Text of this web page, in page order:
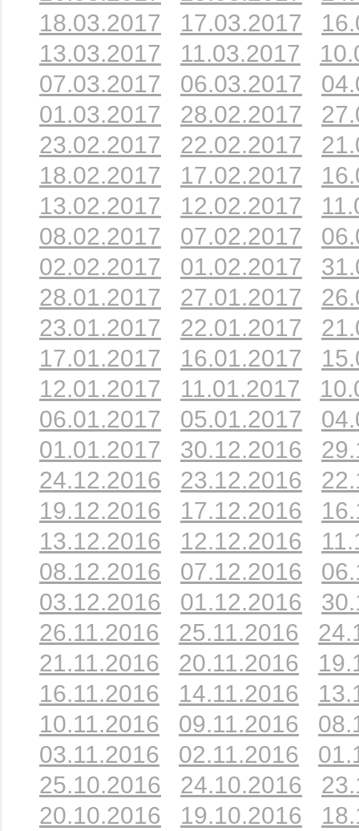
18.03.2017
17.03.2017
13.03.2017
11.03.2017
07.03.2017
06.03.2017
01.03.2017
28.02.2017
23.02.2017
22.02.2017
18.02.2017
17.02.2017
13.02.2017
12.02.2017
08.02.2017
07.02.2017
02.02.2017
01.02.2017
28.01.2017
27.01.2017
23.01.2017
22.01.2017
17.01.2017
16.01.2017
12.01.2017
11.01.2017
06.01.2017
05.01.2017
01.01.2017
30.12.2016
24.12.2016
23.12.2016
19.12.2016
17.12.2016
13.12.2016
12.12.2016
08.12.2016
07.12.2016
03.12.2016
01.12.2016
26.11.2016
25.11.2016
21.11.2016
20.11.2016
16.11.2016
14.11.2016
10.11.2016
09.11.2016
03.11.2016
02.11.2016
25.10.2016
24.10.2016
20.10.2016
19.10.2016